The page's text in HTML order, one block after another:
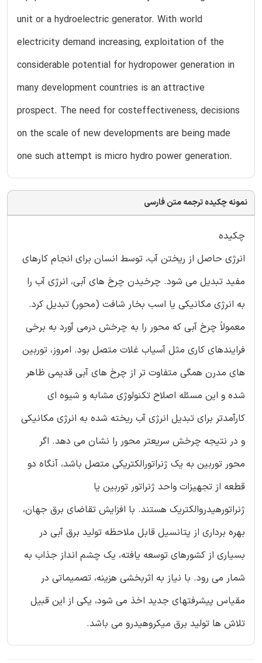
unit or a hydroelectric generator. With world
electricity demand increasing, exploitation of the
considerable potential for hydropower generation in
many development countries is an attractive
prospect. The need for costeffectiveness, decisions
on the scale of new developments are being made
one such attempt is micro hydro power generation.
نمونه چکیده ترجمه متن فارسی
چکیده
انرژی حاصل از ریختن آب، توسط انسان برای انجام کارهای
مفید تبدیل می شود. چرخیدن چرخ های آبی، انرژی آب را
به انرژی مکانیکی یا اسب بخار شافت (محور) تبدیل کرد.
معمولاً چرخ آبی که محور را به چرخش درمی آورد به برخی
فرایندهای کاری مثل آسیاب غلات متصل بود. امروز، توربین
های مدرن همگی متفاوت تر از چرخ های آبی قدیمی ظاهر
شده و این مسئله اصلاح تکنولوژی مشابه و شیوه ای
کارآمدتر برای تبدیل انرژی آب ریخته شده به انرژی مکانیکی
و در نتیجه چرخش سریعتر محور را نشان می دهد. اگر
محور توربین به یک ژنراتورالکتریکی متصل باشد، آنگاه دو
قطعه از تجهیزات واحد ژنراتور توربین یا
ژنراتورهیدروالکتریک هستند. با افزایش تقاضای برق جهان،
بهره برداری از پتانسیل قابل ملاحظه تولید برق آبی در
بسیاری از کشورهای توسعه یافته، یک چشم انداز جذاب به
شمار می رود. با نیاز به اثربخشی هزینه، تصمیماتی در
مقیاس پیشرفتهای جدید اخذ می شود، یکی از این قبیل
تلاش ها تولید برق میکروهیدرو می باشد.